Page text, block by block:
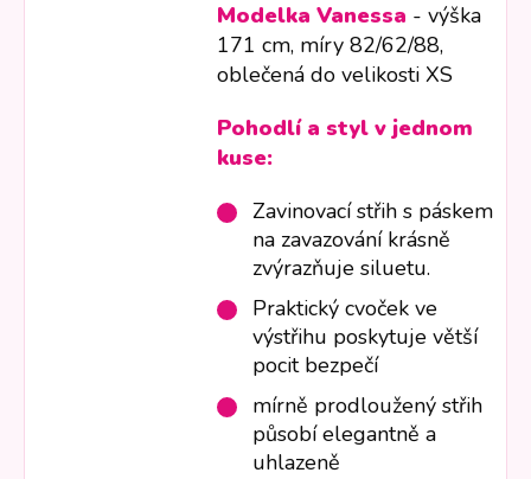
Modelka Vanessa - výška
171 cm, míry82/62/88,
oblečená do velikosti XS
Pohodlí a styl v jednom
kuse:
Zavinovací střih s páskem
na zavazování krásně
zvýrazňuje siluetu.
Praktický cvoček ve
výstřihu poskytuje větší
pocit bezpečí
mírně prodloužený střih
působí elegantně a
uhlazeně